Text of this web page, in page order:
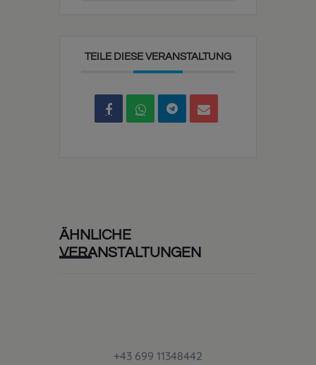
TEILE DIESE VERANSTALTUNG
ÄHNLICHE
VERANSTALTUNGEN
+43 699 11348442